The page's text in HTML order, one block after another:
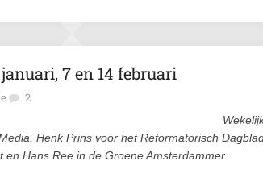
7 en 14 februari
2
Henk Prins voor het Reformatorisch
Hans Ree in de Groene Amsterdammer.